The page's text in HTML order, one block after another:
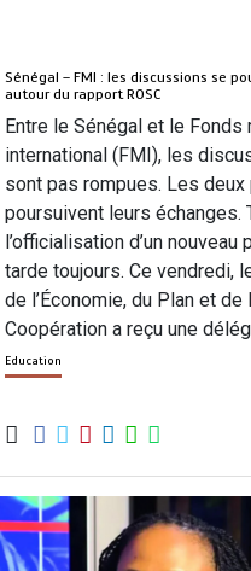
Sénégal – FMI : les discussions se
autour du rapport ROSC
Entre le Sénégal et le Fonds
international (FMI), les
sont pas rompues. Les deux
poursuivent leurs échanges.
l’officialisation d’un nouveau
tarde toujours. Ce vendredi,
de l’Économie, du Plan et de
Coopération a reçu une
Education